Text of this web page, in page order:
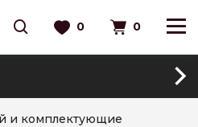
0 0
и комплектующие